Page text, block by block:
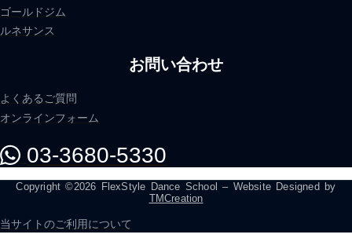
ゴールドジム
ルネサンス
お問い合わせ
よくあるご質問
オンラインフォーム
03-3680-5330
Copyright ©2026 FlexStyle Dance School – Website Designed by
TMCreation
当サイトのご利用について